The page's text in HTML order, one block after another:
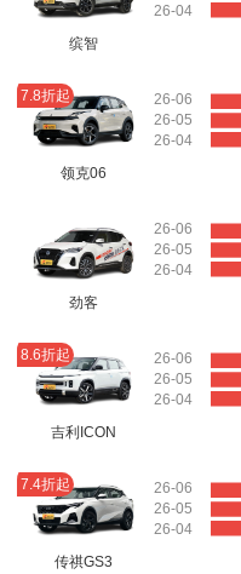
缤智
26-04
7.8折起
领克06
26-06
26-05
26-04
劲客
26-06
26-05
26-04
8.6折起
吉利ICON
26-06
26-05
26-04
7.4折起
传祺GS3
26-06
26-05
26-04